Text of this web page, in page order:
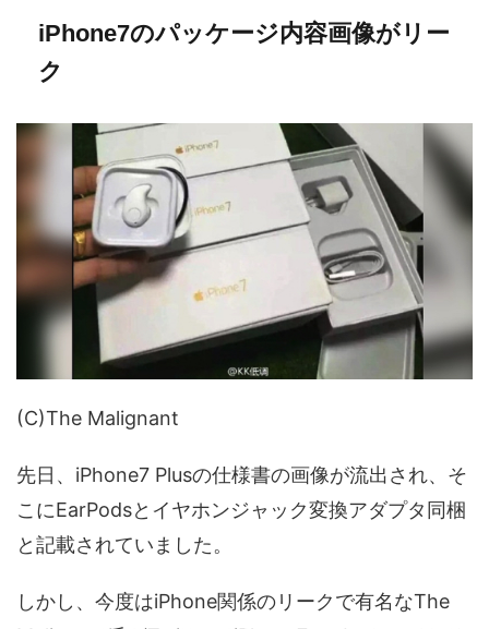
iPhone7のパッケージ内容画像がリー
ク
(C)The Malignant
先日、iPhone7 Plusの仕様書の画像が流出され、そ
こにEarPodsとイヤホンジャック変換アダプタ同梱
と記載されていました。
しかし、今度はiPhone関係のリークで有名なThe